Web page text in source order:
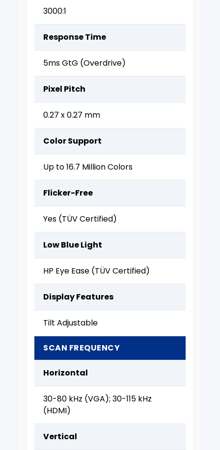
3000:1
Response Time
5ms GtG (Overdrive)
Pixel Pitch
0.27 x 0.27 mm
Color Support
Up to 16.7 Million Colors
Flicker-Free
Yes (TÜV Certified)
Low Blue Light
HP Eye Ease (TÜV Certified)
Display Features
Tilt Adjustable
SCAN FREQUENCY
Horizontal
30-80 kHz (VGA); 30-115 kHz
(HDMI)
Vertical